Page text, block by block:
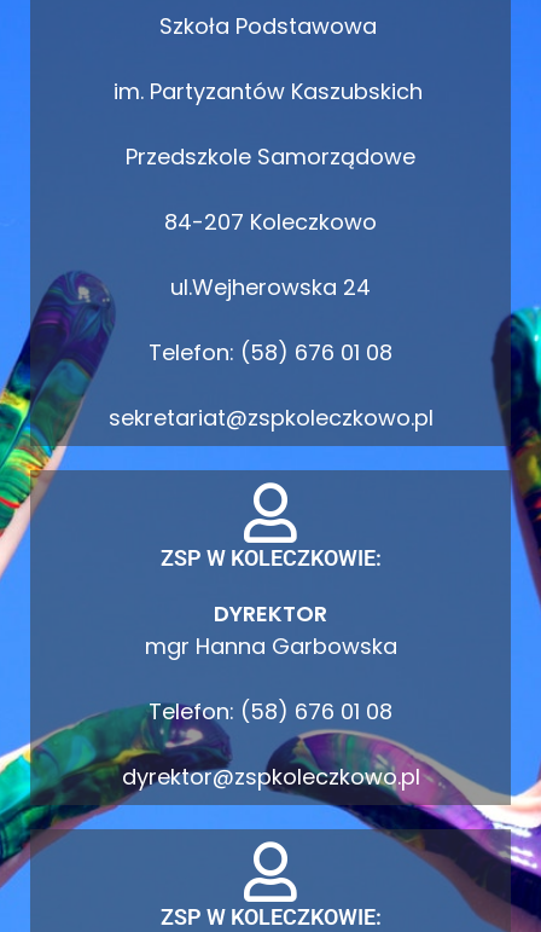
Szkoła Podstawowa
im. Partyzantów Kaszubskich
Przedszkole Samorządowe
84-207 Koleczkowo
ul.Wejherowska 24
Telefon: (58) 676 01 08
sekretariat@zspkoleczkowo.pl
ZSP W KOLECZKOWIE:
DYREKTOR
mgr Hanna Garbowska
Telefon: (58) 676 01 08
dyrektor@zspkoleczkowo.pl
ZSP W KOLECZKOWIE: